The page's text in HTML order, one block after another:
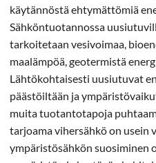
käytännöstä ehtymättömiä
Sähköntuotannossa
tarkoitetaan vesivoimaa,
maalämpöä, geotermistä
Lähtökohtaisesti uusiutuvat
päästöiltään ja
muita tuotantotapoja
tarjoama vihersähkö on usein
ympäristösähkön suosiminen